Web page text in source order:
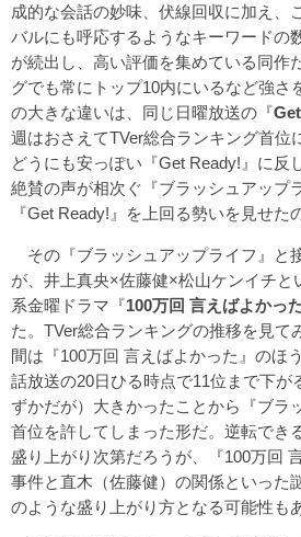
成的な会話の妙味、伏線回収に加え、
バルにも呼応するようなキーワードの
が続出し、高い評価を集めている同作
グでも常にトップ10内にいるなど強さ
の大きな違いは、同じ日曜放送の『
週はおさえてTVer総合ランキング首位
どうにも安っぽい『Get Ready!』に反
絶賛の声が相次ぐ『ブラッシュアップ
『Get Ready!』を上回る勢いを見せた
その『ブラッシュアップライフ』と
が、井上真央×佐藤健×松山ケンイチと
系金曜ドラマ『100万回 言えばよかっ
た。TVer総合ランキングの推移を見て
間は『100万回 言えばよかった』のほ
話放送の20日ひる時点で11位まで下が
ずかだが）大きかったことから『ブラ
首位を許してしまった形だ。逆転でき
盛り上がり次第だろうが、『100万回
事件と直木（佐藤健）の関係といった
のような盛り上がり方となる可能性も